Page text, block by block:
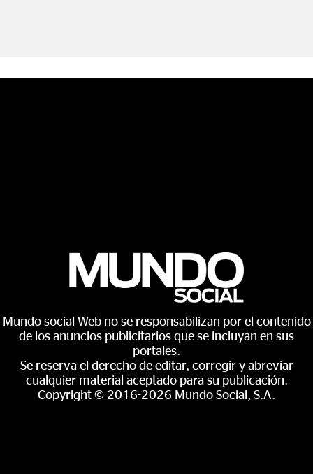
Mundo social Web no se responsabilizan por el contenido
de los anuncios publicitarios que se incluyan en sus
portales.
Se reserva el derecho de editar, corregir y abreviar
cualquier material aceptado para su publicación.
Copyright © 2016-2026 Mundo Social, S.A.